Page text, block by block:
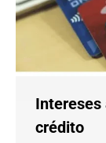
Intereses
crédito